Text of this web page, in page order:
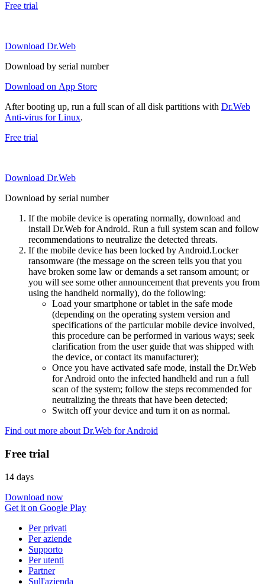
Free trial
Download Dr.Web
Download by serial number
Download on App Store
After booting up, run a full scan of all disk partitions with Dr.Web
Anti-virus for Linux.
Free trial
Download Dr.Web
Download by serial number
If the mobile device is operating normally, download and
install Dr.Web for Android. Run a full system scan and follow
recommendations to neutralize the detected threats.
If the mobile device has been locked by Android.Locker
ransomware (the message on the screen tells you that you
have broken some law or demands a set ransom amount; or
you will see some other announcement that prevents you from
using the handheld normally), do the following:
Load your smartphone or tablet in the safe mode
(depending on the operating system version and
specifications of the particular mobile device involved,
this procedure can be performed in various ways; seek
clarification from the user guide that was shipped with
the device, or contact its manufacturer);
Once you have activated safe mode, install the Dr.Web
for Android onto the infected handheld and run a full
scan of the system; follow the steps recommended for
neutralizing the threats that have been detected;
Switch off your device and turn it on as normal.
Find out more about Dr.Web for Android
Free trial
14 days
Download now
Get it on Google Play
Per privati
Per aziende
Supporto
Per utenti
Partner
Sull'azienda